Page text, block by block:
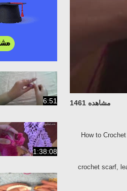
مشاهده 1461
How to
crochet scarf,
6:51
1:38:08